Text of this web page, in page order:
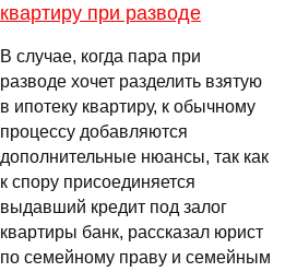
квартиру при разводе
В случае, когда пара при
разводе хочет разделить взятую
в ипотеку квартиру, к обычному
процессу добавляются
дополнительные нюансы, так как
к спору присоединяется
выдавший кредит под залог
квартиры банк, рассказал юрист
по семейному праву и семейным